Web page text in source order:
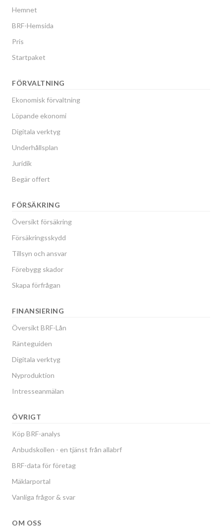
Hemnet
BRF-Hemsida
Pris
Startpaket
FÖRVALTNING
Ekonomisk förvaltning
Löpande ekonomi
Digitala verktyg
Underhållsplan
Juridik
Begär offert
FÖRSÄKRING
Översikt försäkring
Försäkringsskydd
Tillsyn och ansvar
Förebygg skador
Skapa förfrågan
FINANSIERING
Översikt BRF-Lån
Ränteguiden
Digitala verktyg
Nyproduktion
Intresseanmälan
ÖVRIGT
Köp BRF-analys
Anbudskollen - en tjänst från allabrf
BRF-data för företag
Mäklarportal
Vanliga frågor & svar
OM OSS